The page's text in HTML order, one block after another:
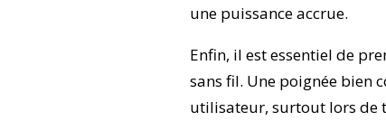
une puissance accrue.
Enfin, il est essentiel de
sans fil. Une poignée bien
utilisateur, surtout lors de